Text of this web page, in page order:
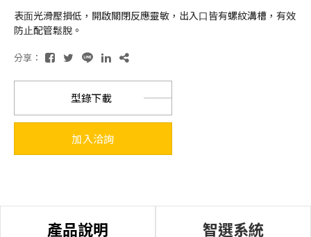
表⾯光滑壓損低，開啟關閉反應靈敏，出入⼝皆有螺紋溝槽，有效
防⽌配管鬆脫。
分享：
型錄下載
加入洽詢
產品說明 智選系統